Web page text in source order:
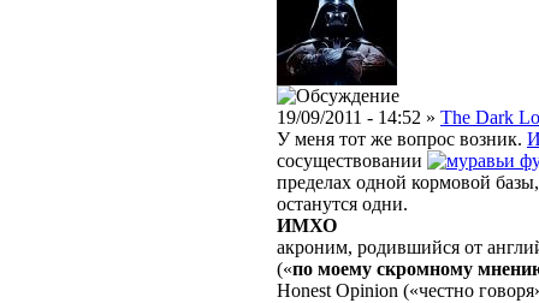
19/09/2011 - 14:52 » The Dark
У меня тот же вопрос возник.
сосуществовании
пределах одной кормовой
останутся одни.
ИМХО
акроним, родившийся от
(«по моему скромному
Honest Opinion («честно